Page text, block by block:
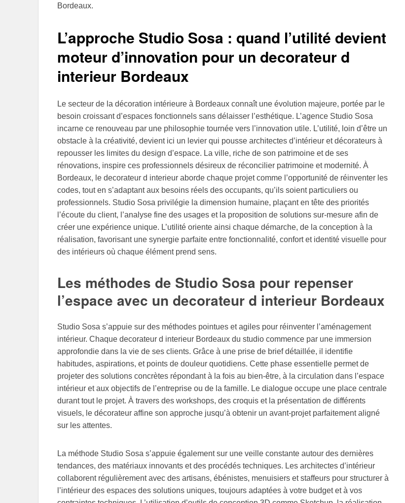
Bordeaux.
L’approche Studio Sosa : quand l’utilité devient
moteur d’innovation pour un decorateur d
interieur Bordeaux
Le secteur de la décoration intérieure à Bordeaux connaît une évolution majeure, portée par le
besoin croissant d’espaces fonctionnels sans délaisser l’esthétique. L’agence Studio Sosa
incarne ce renouveau par une philosophie tournée vers l’innovation utile. L’utilité, loin d’être un
obstacle à la créativité, devient ici un levier qui pousse architectes d’intérieur et décorateurs à
repousser les limites du design d’espace. La ville, riche de son patrimoine et de ses
rénovations, inspire ces professionnels désireux de réconcilier patrimoine et modernité. À
Bordeaux, le decorateur d interieur aborde chaque projet comme l’opportunité de réinventer les
codes, tout en s’adaptant aux besoins réels des occupants, qu’ils soient particuliers ou
professionnels. Studio Sosa privilégie la dimension humaine, plaçant en tête des priorités
l’écoute du client, l’analyse fine des usages et la proposition de solutions sur-mesure afin de
créer une expérience unique. L’utilité oriente ainsi chaque démarche, de la conception à la
réalisation, favorisant une synergie parfaite entre fonctionnalité, confort et identité visuelle pour
des intérieurs où chaque élément prend sens.
Les méthodes de Studio Sosa pour repenser
l’espace avec un decorateur d interieur Bordeaux
Studio Sosa s’appuie sur des méthodes pointues et agiles pour réinventer l’aménagement
intérieur. Chaque decorateur d interieur Bordeaux du studio commence par une immersion
approfondie dans la vie de ses clients. Grâce à une prise de brief détaillée, il identifie
habitudes, aspirations, et points de douleur quotidiens. Cette phase essentielle permet de
projeter des solutions concrètes répondant à la fois au bien-être, à la circulation dans l’espace
intérieur et aux objectifs de l’entreprise ou de la famille. Le dialogue occupe une place centrale
durant tout le projet. À travers des workshops, des croquis et la présentation de différents
visuels, le décorateur affine son approche jusqu’à obtenir un avant-projet parfaitement aligné
sur les attentes.
La méthode Studio Sosa s’appuie également sur une veille constante autour des dernières
tendances, des matériaux innovants et des procédés techniques. Les architectes d’intérieur
collaborent régulièrement avec des artisans, ébénistes, menuisiers et staffeurs pour structurer à
l’intérieur des espaces des solutions uniques, toujours adaptées à votre budget et à vos